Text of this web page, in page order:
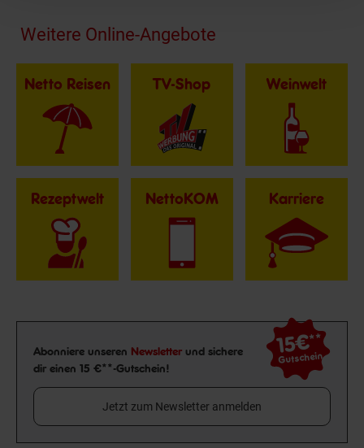
Fußzeile
Weitere Online-Angebote
Netto Reisen TV-Shop Weinwelt
Rezeptwelt NettoKOM Karriere
Newsletter Anmeldung
Abonniere unseren Newsletter und sichere
dir einen 15 €**-Gutschein!
15€**
Gutschein
Jetzt zum Newsletter anmelden